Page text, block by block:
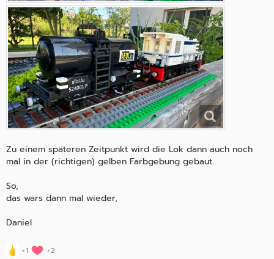
Zu einem späteren Zeitpunkt wird die Lok dann auch noch
mal in der (richtigen) gelben Farbgebung gebaut.
So,
das wars dann mal wieder,
Daniel
1 2